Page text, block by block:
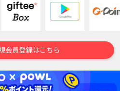
会員登録はこちら